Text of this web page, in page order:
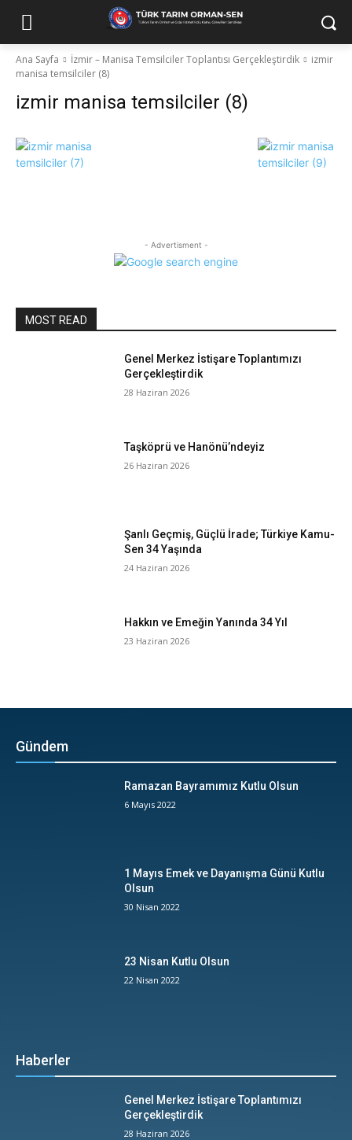
Ana Sayfa İzmir – Manisa Temsilciler Toplantısı Gerçekleştirdik
izmir
manisa temsilciler (8)
izmir manisa temsilciler (8)
- Advertisment -
MOST READ
Genel Merkez İstişare Toplantımızı
Gerçekleştirdik
28 Haziran 2026
Taşköprü ve Hanönü’ndeyiz
26 Haziran 2026
Şanlı Geçmiş, Güçlü İrade; Türkiye Kamu-
Sen 34 Yaşında
24 Haziran 2026
Hakkın ve Emeğin Yanında 34 Yıl
23 Haziran 2026
Gündem
Ramazan Bayramımız Kutlu Olsun
6 Mayıs 2022
1 Mayıs Emek ve Dayanışma Günü Kutlu
Olsun
30 Nisan 2022
23 Nisan Kutlu Olsun
22 Nisan 2022
Haberler
Genel Merkez İstişare Toplantımızı
Gerçekleştirdik
28 Haziran 2026